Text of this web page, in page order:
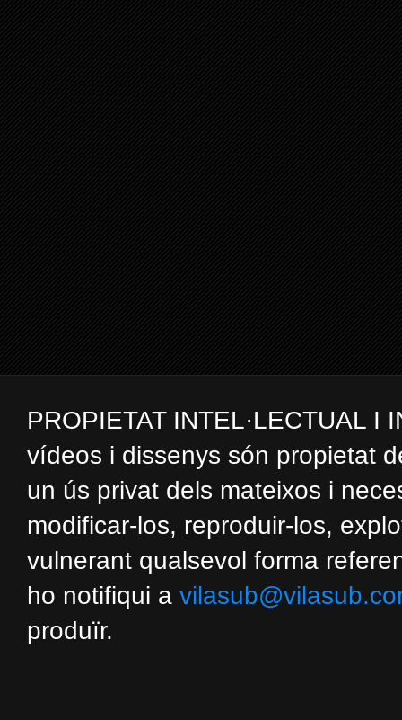
PROPIETAT INTEL·LECTUAL
vídeos i dissenys són propietat
un ús privat dels mateixos i
modificar-los, reproduir-los,
vulnerant qualsevol forma
ho notifiqui a
produïr.